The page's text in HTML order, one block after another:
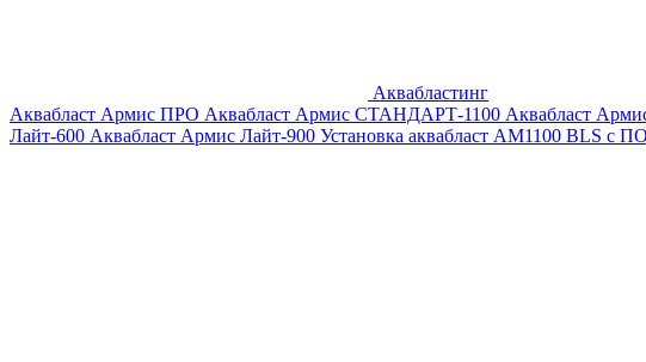
Аквабластинг
Аквабласт Армис ПРО Аквабласт Армис СТАНДАРТ-1100 Аквабласт
Лайт-600 Аквабласт Армис Лайт-900 Установка аквабласт AM1100 BLS с